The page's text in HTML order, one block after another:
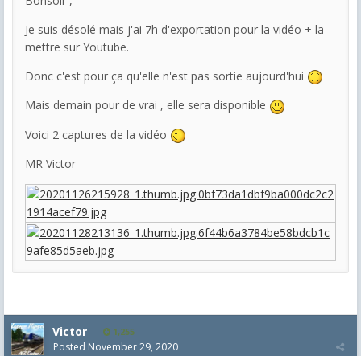
Je suis désolé mais j'ai 7h d'exportation pour la vidéo + la
mettre sur Youtube.
Donc c'est pour ça qu'elle n'est pas sortie aujourd'hui
Mais demain pour de vrai , elle sera disponible
Voici 2 captures de la vidéo
MR Victor
Victor 1,255
Posted November 29, 2020